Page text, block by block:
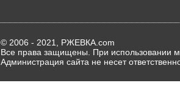
© 2006 - 2021, РЖЕВКА.com
Все права защищены. При использовании
Администрация сайта не несет